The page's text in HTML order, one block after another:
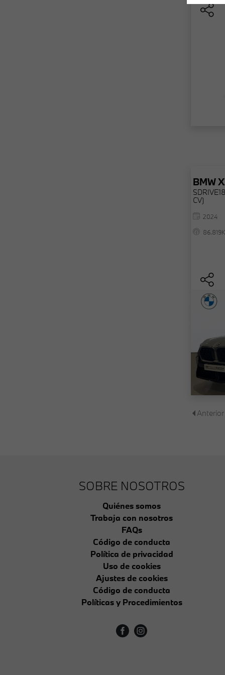
BMW
CV)
2024
Anterior
SOBRE NOSOTROS
Quiénes somos
Trabaja con nosotros
FAQs
Código de conducta
Política de privacidad
Uso de cookies
Ajustes de cookies
Código de conducta
Políticas y Procedimientos